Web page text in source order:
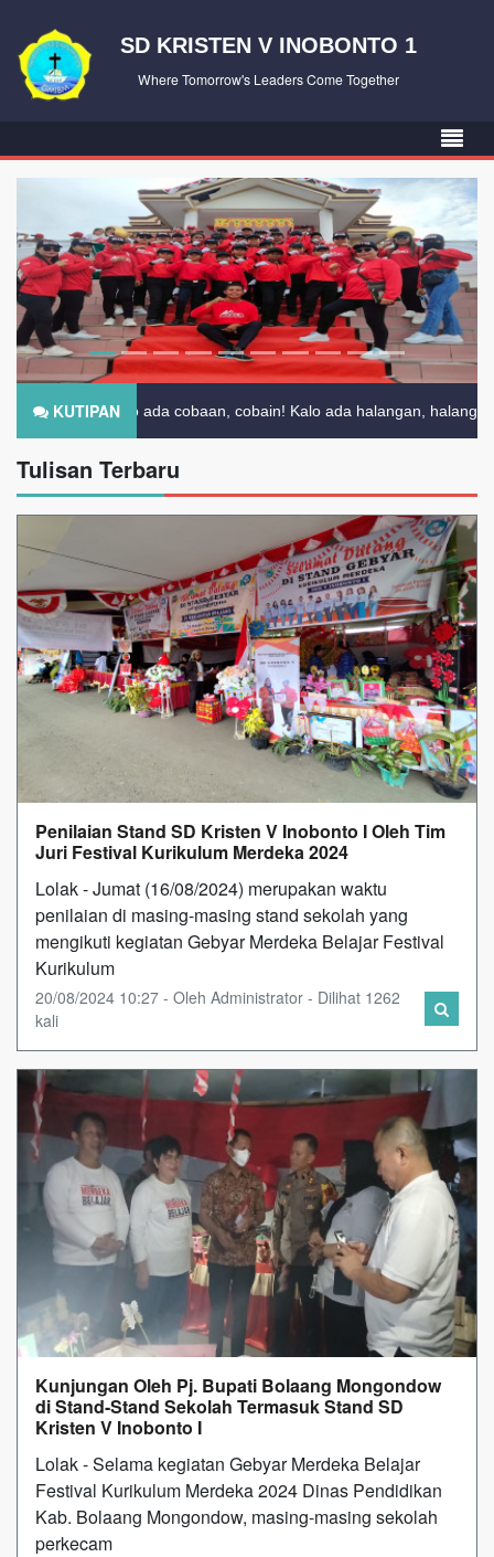
SD KRISTEN V INOBONTO 1
Where Tomorrow's Leaders Come Together
KUTIPAN
Kalo ada cobaan, cobain! Kalo ada halangan, halangin! Kalo
Tulisan Terbaru
Penilaian Stand SD Kristen V Inobonto I Oleh Tim
Juri Festival Kurikulum Merdeka 2024
Lolak - Jumat (16/08/2024) merupakan waktu
penilaian di masing-masing stand sekolah yang
mengikuti kegiatan Gebyar Merdeka Belajar Festival
Kurikulum
20/08/2024 10:27 - Oleh Administrator - Dilihat 1262
kali
Kunjungan Oleh Pj. Bupati Bolaang Mongondow
di Stand-Stand Sekolah Termasuk Stand SD
Kristen V Inobonto I
Lolak - Selama kegiatan Gebyar Merdeka Belajar
Festival Kurikulum Merdeka 2024 Dinas Pendidikan
Kab. Bolaang Mongondow, masing-masing sekolah
perkecam